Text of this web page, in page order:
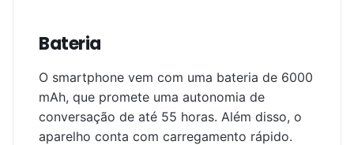
Bateria
O smartphone vem com uma bateria de 6000
mAh, que promete uma autonomia de
conversação de até 55 horas. Além disso, o
aparelho conta com carregamento rápido.